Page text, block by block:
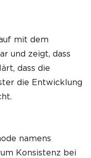
mit dem
und zeigt, dass
dass die
die Entwicklung
namens
Konsistenz bei